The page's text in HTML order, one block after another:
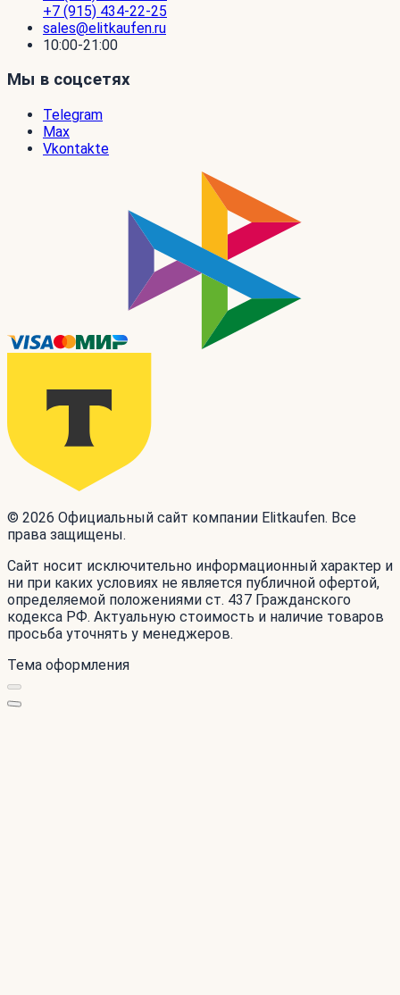
+7 (915) 434-22-25
sales@elitkaufen.ru
10:00-21:00
Мы в соцсетях
Telegram
Max
Vkontakte
© 2026 Официальный сайт компании Elitkaufen. Все
права защищены.
Сайт носит исключительно информационный характер и
ни при каких условиях не является публичной офертой,
определяемой положениями ст. 437 Гражданского
кодекса РФ. Актуальную стоимость и наличие товаров
просьба уточнять у менеджеров.
Тема оформления